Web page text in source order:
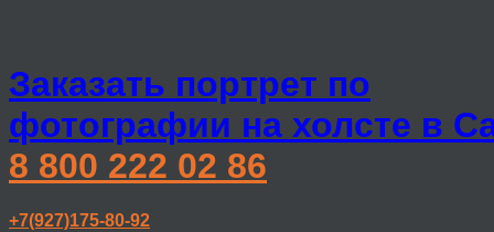
Заказать портрет по
фотографии на холсте в
8 800 222 02 86
+7(927)175-80-92